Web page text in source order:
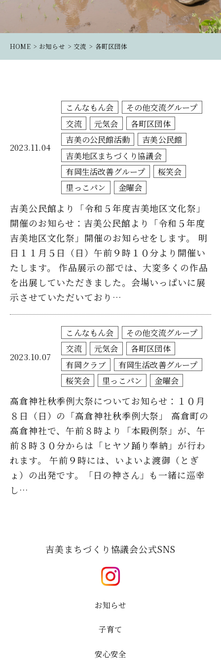
HOME お知らせ 交流 各町区団体
2023.11.04
こんなもん会
その他交流グループ
交流
元気会
各町区団体
吉美の公民館活動
吉美公民館
吉美地区まちづくり協議会
有岡生活改善グループ
桜笑会
里っこパン
金曜会
吉美公民館より「令和５年度吉美地区文化祭」
開催のお知らせ：吉美公民館より「令和５年度
吉美地区文化祭」開催のお知らせをします。 明
日１１月５日（日）午前９時１０分より開催い
たします。 作品展示の部では、大変多くの作品
を出展していただきました。会場いっぱいに展
示させていただいており…
2023.10.07
こんなもん会
その他交流グループ
交流
元気会
各町区団体
有岡クラブ
有岡生活改善グループ
桜笑会
里っこパン 金曜会
高倉神社秋季例大祭についてお知らせ：１０月
８日（日）の「高倉神社秋季例大祭」 高倉町の
高倉神社で、午前８時より「本殿例祭」が、午
前８時３０分からは「ヒヤソ踊り奉納」が行わ
れます。 午前９時には、いよいよ渡御（とぎ
ょ）の出発です。「日の神さん」も一緒に巡幸
し…
吉美まちづくり協議会公式SNS
お知らせ
子育て
安心安全